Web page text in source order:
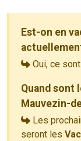
Est-on en
Oui, ce
Quand sont
Mauvezin-
Les
seront les